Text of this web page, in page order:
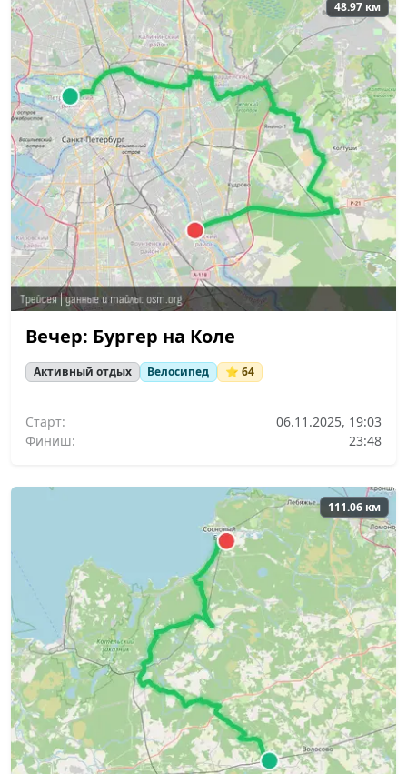
48.97 км
Вечер: Бургер на Коле
Активный отдых Велосипед ⭐ 64
Старт:
06.11.2025, 19:03
Финиш:
23:48
111.06 км